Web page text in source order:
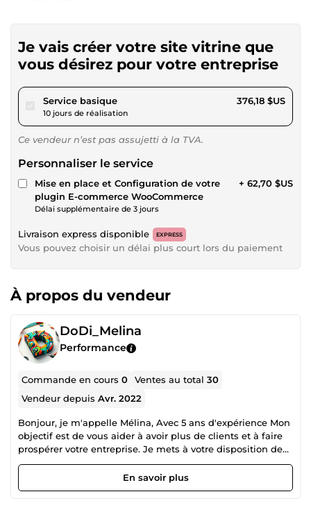
Je vais créer votre site vitrine que
vous désirez pour votre entreprise
Service basiquepour 346,71 $US
10 jours de réalisation
376,18 $US
Ce vendeur n’est pas assujetti à la TVA.
Personnaliser le service
Mise en place et Configuration de votre
plugin E-commerce WooCommerce
Délai supplémentaire de 3 jours
+ 62,70 $US
Livraison express disponible EXPRESS
Vous pouvez choisir un délai plus court lors du paiement
À propos du vendeur
DoDi_Melina
Performance
Commande en cours0 Ventes au total30
Vendeur depuisAvr. 2022
Bonjour, je m'appelle Mélina, Avec 5 ans d'expérience Mon
objectif est de vous aider à avoir plus de clients et à faire
prospérer votre entreprise. Je mets à votre disposition des
services de qualité qui vous permettront de développer
votre activité de manière efficace et durable. Grâce à mon
expertise et à mon expérience, je vous garantis un travail
En savoir plus